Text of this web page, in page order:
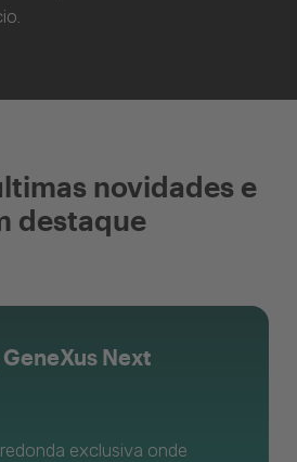
novidades e
destaque
Next
exclusiva onde